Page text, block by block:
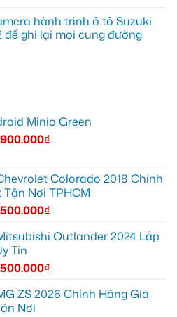
hành trình ô tô Suzuki
để ghi lại mọi cung đường
Minio Green
₫
Colorado 2018 Chính
Nơi TPHCM
₫
Outlander 2024 Lắp
Tín
₫
ZS 2026 Chính Hãng Giá
Nơi